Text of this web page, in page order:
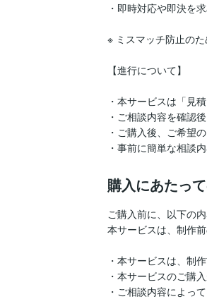
・即時対応や即決を
※ ミスマッチ防止の
【進行について】
・本サービスは「見
・ご相談内容を確認
・ご購入後、ご希望
・事前に簡単な相談
購入にあたっ
ご購入前に、以下の
本サービスは、制作
・本サービスは、制
・本サービスのご購
・ご相談内容によっ